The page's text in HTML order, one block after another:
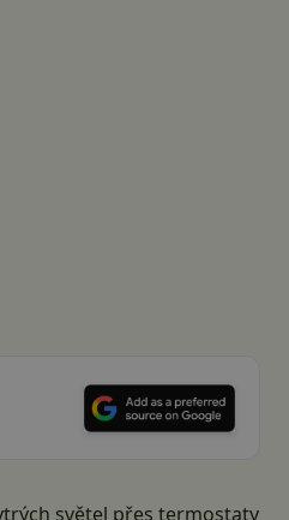
světel přes termostaty